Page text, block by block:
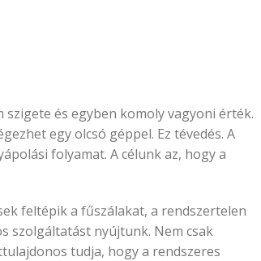
és egyben komoly vagyoni érték.
egy olcsó géppel. Ez tévedés. A
folyamat. A célunk az, hogy a
feltépik a fűszálakat, a rendszertelen
szolgáltatást nyújtunk. Nem csak
tudja, hogy a rendszeres